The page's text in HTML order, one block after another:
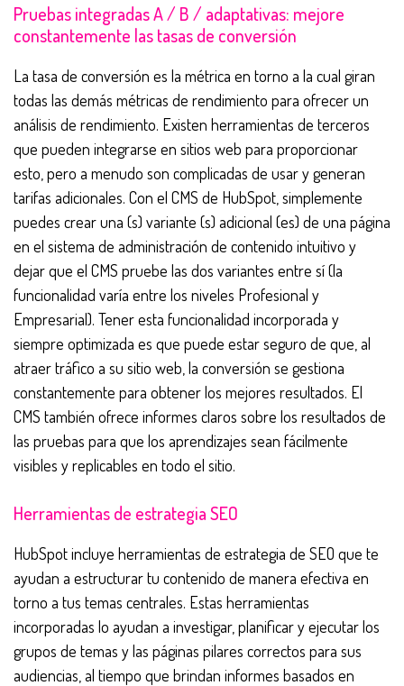
Pruebas integradas A / B / adaptativas: mejore
constantemente las tasas de conversión
La tasa de conversión es la métrica en torno a la cual giran
todas las demás métricas de rendimiento para ofrecer un
análisis de rendimiento. Existen herramientas de terceros
que pueden integrarse en sitios web para proporcionar
esto, pero a menudo son complicadas de usar y generan
tarifas adicionales. Con el CMS de HubSpot, simplemente
puedes crear una (s) variante (s) adicional (es) de una página
en el sistema de administración de contenido intuitivo y
dejar que el CMS pruebe las dos variantes entre sí (la
funcionalidad varía entre los niveles Profesional y
Empresarial). Tener esta funcionalidad incorporada y
siempre optimizada es que puede estar seguro de que, al
atraer tráfico a su sitio web, la conversión se gestiona
constantemente para obtener los mejores resultados. El
CMS también ofrece informes claros sobre los resultados de
las pruebas para que los aprendizajes sean fácilmente
visibles y replicables en todo el sitio.
Herramientas de estrategia SEO
HubSpot incluye herramientas de estrategia de SEO que te
ayudan a estructurar tu contenido de manera efectiva en
torno a tus temas centrales. Estas herramientas
incorporadas lo ayudan a investigar, planificar y ejecutar los
grupos de temas y las páginas pilares correctos para sus
audiencias, al tiempo que brindan informes basados ​​en